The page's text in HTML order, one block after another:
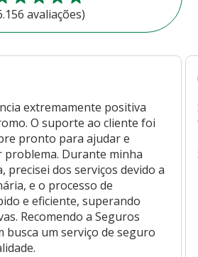
avaliações)
extremamente positiva
O suporte ao cliente foi
pronto para ajudar e
problema. Durante minha
precisei dos serviços devido a
e o processo de
e eficiente, superando
Recomendo a Seguros
busca um serviço de seguro